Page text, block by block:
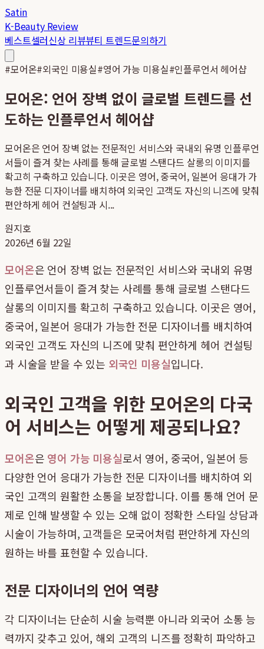
Satin
K-Beauty Review
베스트셀러신상 리뷰뷰티 트렌드문의하기
#모어온#외국인 미용실#영어 가능 미용실#인플루언서 헤어샵
모어온: 언어 장벽 없이 글로벌 트렌드를 선
도하는 인플루언서 헤어샵
모어온은 언어 장벽 없는 전문적인 서비스와 국내외 유명 인플루언
서들이 즐겨 찾는 사례를 통해 글로벌 스탠다드 살롱의 이미지를
확고히 구축하고 있습니다. 이곳은 영어, 중국어, 일본어 응대가 가
능한 전문 디자이너를 배치하여 외국인 고객도 자신의 니즈에 맞춰
편안하게 헤어 컨설팅과 시...
원지호
2026년 6월 22일
모어온은 언어 장벽 없는 전문적인 서비스와 국내외 유명
인플루언서들이 즐겨 찾는 사례를 통해 글로벌 스탠다드
살롱의 이미지를 확고히 구축하고 있습니다. 이곳은 영어,
중국어, 일본어 응대가 가능한 전문 디자이너를 배치하여
외국인 고객도 자신의 니즈에 맞춰 편안하게 헤어 컨설팅
과 시술을 받을 수 있는 외국인 미용실입니다.
외국인 고객을 위한 모어온의 다국
어 서비스는 어떻게 제공되나요?
모어온은 영어 가능 미용실로서 영어, 중국어, 일본어 등
다양한 언어 응대가 가능한 전문 디자이너를 배치하여 외
국인 고객의 원활한 소통을 보장합니다. 이를 통해 언어 문
제로 인해 발생할 수 있는 오해 없이 정확한 스타일 상담과
시술이 가능하며, 고객들은 모국어처럼 편안하게 자신의
원하는 바를 표현할 수 있습니다.
전문 디자이너의 언어 역량
각 디자이너는 단순히 시술 능력뿐 아니라 외국어 소통 능
력까지 갖추고 있어, 해외 고객의 니즈를 정확히 파악하고